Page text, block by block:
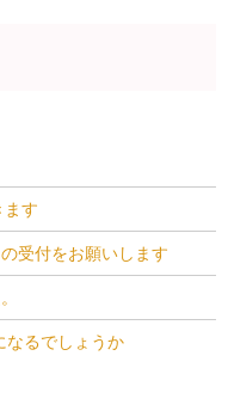
す
受付をお願いします
るでしょうか